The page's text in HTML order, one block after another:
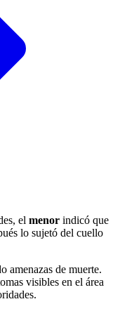
el menor indicó que
lo sujetó del cuello
amenazas de muerte.
visibles en el área